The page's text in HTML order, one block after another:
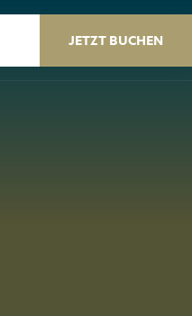
JETZT BUCHEN